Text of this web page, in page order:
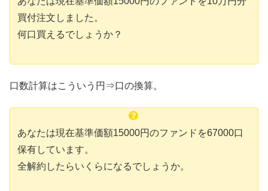
買付注文しました。
何口買えるでしょうか？
口数計算はこういう円⇒口の換算。
あなたは現在基準価額15000円のファンドを67000口
保有しています。
全解約したらいくらになるでしょうか。